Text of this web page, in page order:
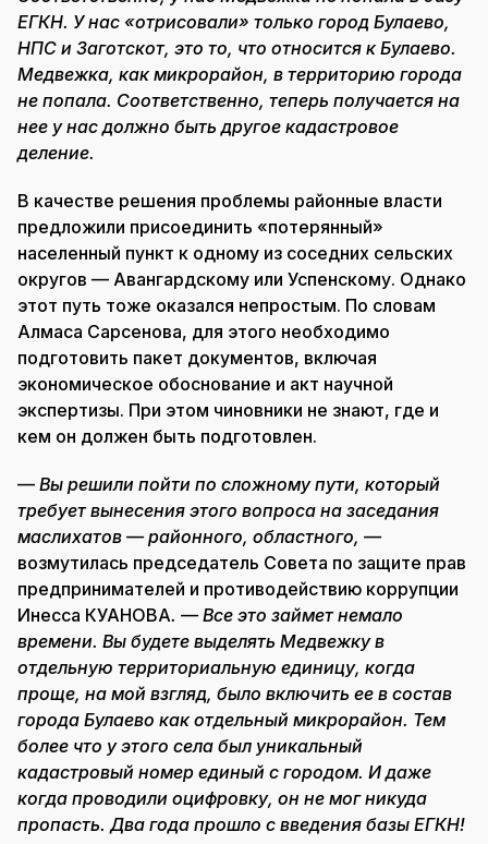
ЕГКН. У нас «отрисовали» только город Булаево,
НПС и Заготскот, это то, что относится к Булаево.
Медвежка, как микрорайон, в территорию города
не попала. Соответственно, теперь получается на
нее у нас должно быть другое кадастровое
деление.
В качестве решения проблемы районные власти
предложили присоединить «потерянный»
населенный пункт к одному из соседних сельских
округов — Авангардскому или Успенскому. Однако
этот путь тоже оказался непростым. По словам
Алмаса Сарсенова, для этого необходимо
подготовить пакет документов, включая
экономическое обоснование и акт научной
экспертизы. При этом чиновники не знают, где и
кем он должен быть подготовлен.
— Вы решили пойти по сложному пути, который
требует вынесения этого вопроса на заседания
маслихатов — районного, областного, —
возмутилась председатель Совета по защите прав
предпринимателей и противодействию коррупции
Инесса КУАНОВА. — Все это займет немало
времени. Вы будете выделять Медвежку в
отдельную территориальную единицу, когда
проще, на мой взгляд, было включить ее в состав
города Булаево как отдельный микрорайон. Тем
более что у этого села был уникальный
кадастровый номер единый с городом. И даже
когда проводили оцифровку, он не мог никуда
пропасть. Два года прошло с введения базы ЕГКН!